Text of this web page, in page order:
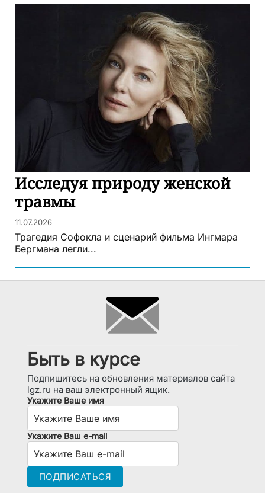
Исследуя природу женской
травмы
11.07.2026
Трагедия Софокла и сценарий фильма Ингмара
Бергмана легли...
Быть в курсе
Подпишитесь на обновления материалов сайта
lgz.ru на ваш электронный ящик.
Укажите Ваше имя
Укажите Ваш e-mail